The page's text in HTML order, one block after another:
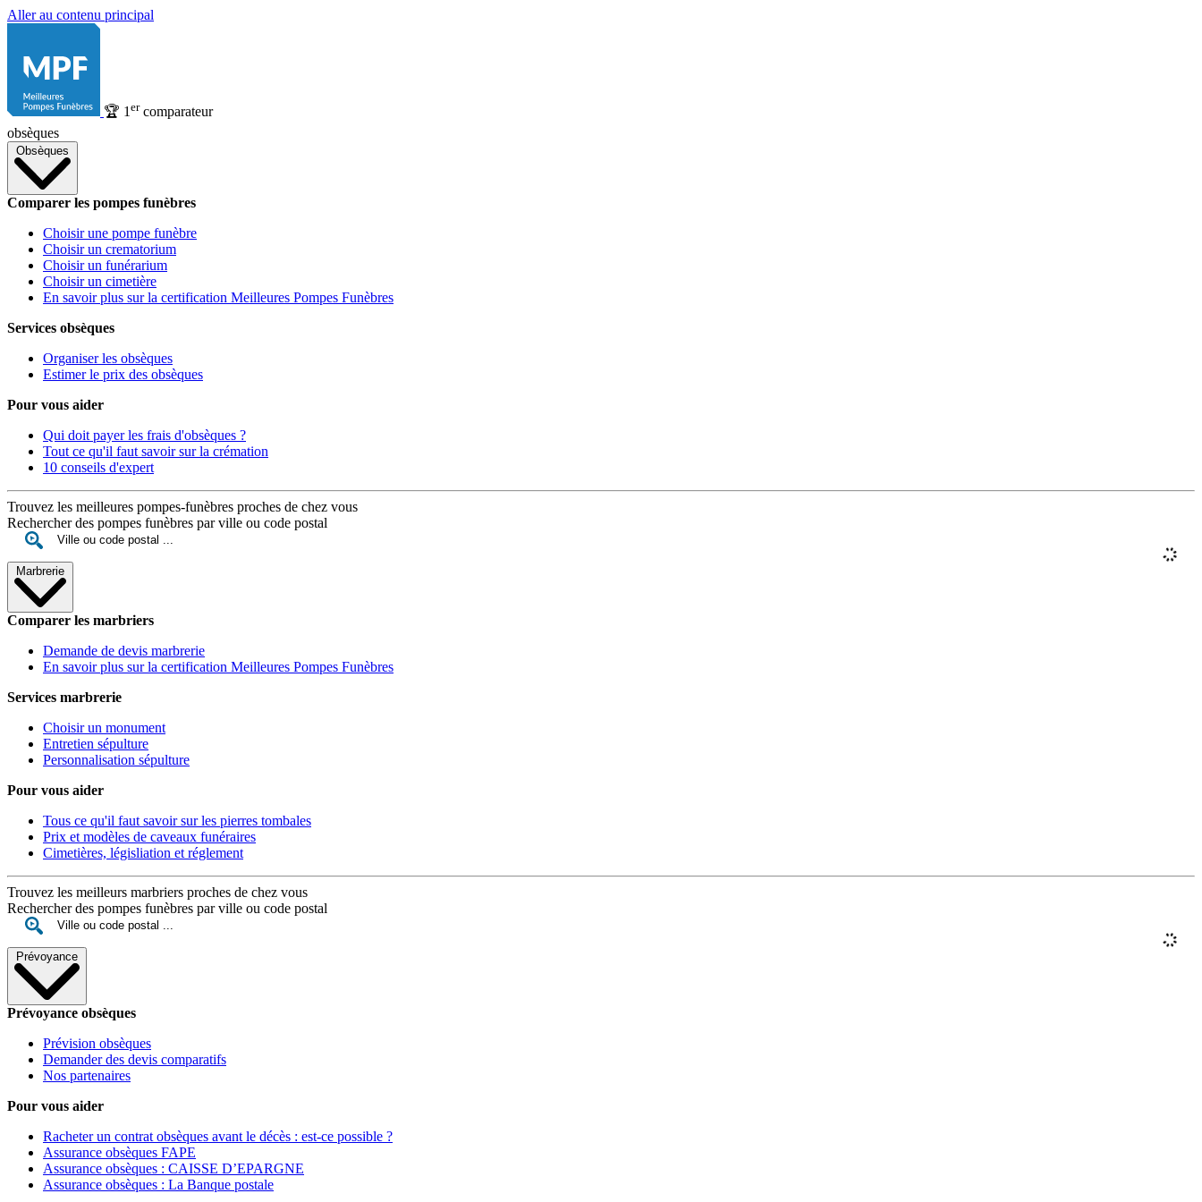
Aller au contenu principal
🏆 1 ercomparateur
obsèques
Obsèques
Comparer les pompes funèbres
Choisir une pompe funèbre
Choisir un crematorium
Choisir un funérarium
Choisir un cimetière
En savoir plus sur la certification Meilleures Pompes Funèbres
Services obsèques
Organiser les obsèques
Estimer le prix des obsèques
Pour vous aider
Qui doit payer les frais d'obsèques ?
Tout ce qu'il faut savoir sur la crémation
10 conseils d'expert
Trouvez les meilleures pompes-funèbres proches de chez vous
Rechercher des pompes funèbres par ville ou code postal
Marbrerie
Comparer les marbriers
Demande de devis marbrerie
En savoir plus sur la certification Meilleures Pompes Funèbres
Services marbrerie
Choisir un monument
Entretien sépulture
Personnalisation sépulture
Pour vous aider
Tous ce qu'il faut savoir sur les pierres tombales
Prix et modèles de caveaux funéraires
Cimetières, législiation et réglement
Trouvez les meilleurs marbriers proches de chez vous
Rechercher des pompes funèbres par ville ou code postal
Prévoyance
Prévoyance obsèques
Prévision obsèques
Demander des devis comparatifs
Nos partenaires
Pour vous aider
Racheter un contrat obsèques avant le décès : est-ce possible ?
Assurance obsèques FAPE
Assurance obsèques : CAISSE D’EPARGNE
Assurance obsèques : La Banque postale